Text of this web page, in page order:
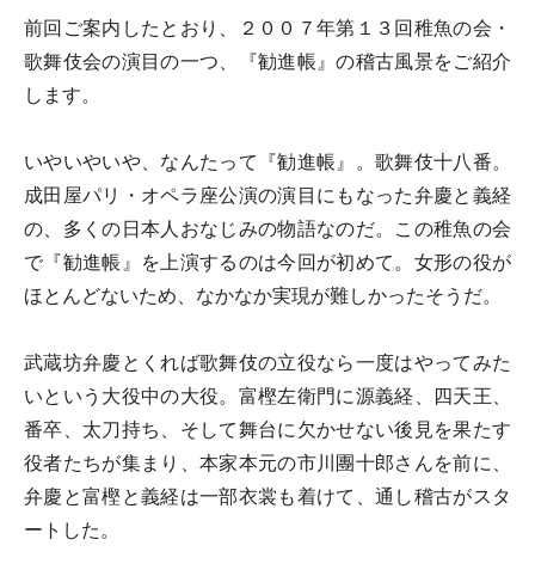
前回ご案内したとおり、２００７年第１３回稚魚の会・
歌舞伎会の演目の一つ、『勧進帳』の稽古風景をご紹介
します。
いやいやいや、なんたって『勧進帳』。歌舞伎十八番。
成田屋パリ・オペラ座公演の演目にもなった弁慶と義経
の、多くの日本人おなじみの物語なのだ。この稚魚の会
で『勧進帳』を上演するのは今回が初めて。女形の役が
ほとんどないため、なかなか実現が難しかったそうだ。
武蔵坊弁慶とくれば歌舞伎の立役なら一度はやってみた
いという大役中の大役。富樫左衛門に源義経、四天王、
番卒、太刀持ち、そして舞台に欠かせない後見を果たす
役者たちが集まり、本家本元の市川團十郎さんを前に、
弁慶と富樫と義経は一部衣裳も着けて、通し稽古がスタ
ートした。